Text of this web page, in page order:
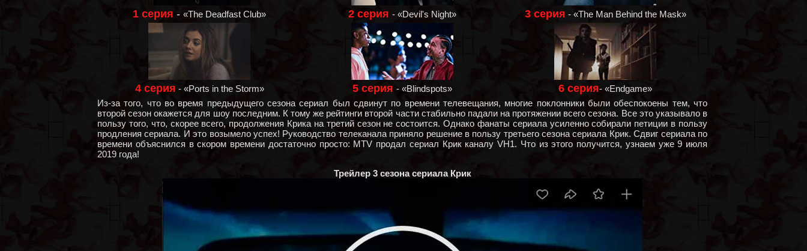
1 серия - «The Deadfast Club» 2 серия - «Devil's Night» 3 серия - «The Man Behind the Mask»
4 серия - «Ports in the Storm» 5 серия - «Blindspots» 6 серия- «Endgame»
Из-за того, что во время предыдущего сезона сериал был сдвинут по времени телевещания, многие поклонники были обеспокоены тем, что
второй сезон окажется для шоу последним. К тому же рейтинги второй части стабильно падали на протяжении всего сезона. Все это указывало в
пользу того, что, скорее всего, продолжения Крика на третий сезон не состоится. Однако фанаты сериала усиленно собирали петиции в пользу
продления сериала. И это возымело успех! Руководство телеканала приняло решение в пользу третьего сезона сериала Крик. Сдвиг сериала по
времени объяснился в скором времени достаточно просто: MTV продал сериал Крик каналу VH1. Что из этого получится, узнаем уже 9 июля
2019 года!
Трейлер 3 сезона сериала Крик